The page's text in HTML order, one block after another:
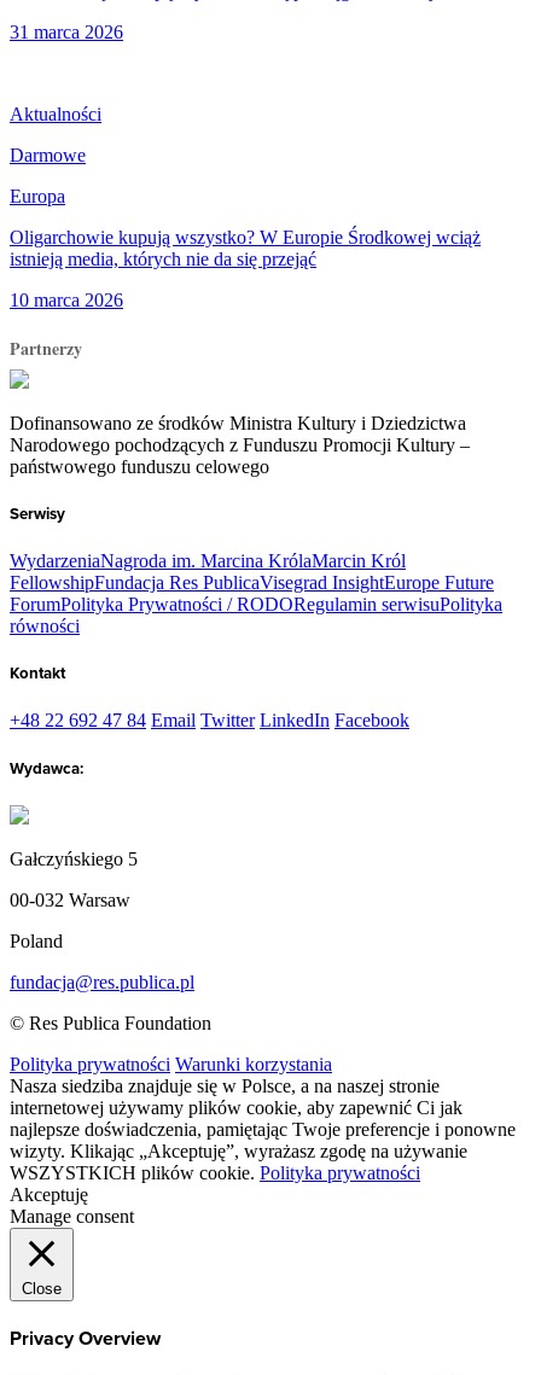
31 marca 2026
Aktualności
Darmowe
Europa
Oligarchowie kupują wszystko? W Europie Środkowej wciąż
istnieją media, których nie da się przejąć
10 marca 2026
Partnerzy
Dofinansowano ze środków Ministra Kultury i Dziedzictwa
Narodowego pochodzących z Funduszu Promocji Kultury –
państwowego funduszu celowego
Serwisy
WydarzeniaNagroda im. Marcina KrólaMarcin Król
FellowshipFundacja Res PublicaVisegrad InsightEurope Future
ForumPolityka Prywatności / RODORegulamin serwisuPolityka
równości
Kontakt
+48 22 692 47 84 Email Twitter LinkedIn Facebook
Wydawca:
Gałczyńskiego 5
00-032 Warsaw
Poland
fundacja@res.publica.pl
© Res Publica Foundation
Polityka prywatności Warunki korzystania
Nasza siedziba znajduje się w Polsce, a na naszej stronie
internetowej używamy plików cookie, aby zapewnić Ci jak
najlepsze doświadczenia, pamiętając Twoje preferencje i ponowne
wizyty. Klikając „Akceptuję”, wyrażasz zgodę na używanie
WSZYSTKICH plików cookie. Polityka prywatności
Akceptuję
Manage consent
Close
Privacy Overview